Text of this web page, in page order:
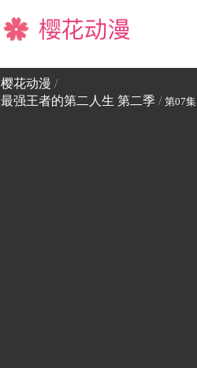
樱花动漫
樱花动漫 /
最强王者的第二人生 第二季 / 第07集